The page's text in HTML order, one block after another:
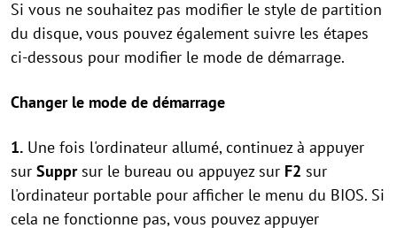
Si vous ne souhaitez pas modifier le style de partition
du disque, vous pouvez également suivre les étapes
ci-dessous pour modifier le mode de démarrage.
Changer le mode de démarrage
1. Une fois l'ordinateur allumé, continuez à appuyer
sur Supprsur le bureau ou appuyez sur F2 sur
l'ordinateur portable pour afficher le menu du BIOS. Si
cela ne fonctionne pas, vous pouvez appuyer